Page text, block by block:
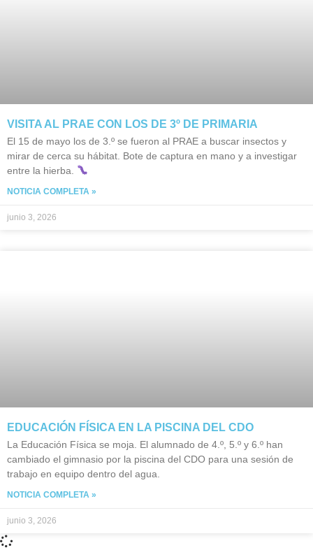
VISITA AL PRAE CON LOS DE 3º DE PRIMARIA
El 15 de mayo los de 3.º se fueron al PRAE a buscar insectos y
mirar de cerca su hábitat. Bote de captura en mano y a investigar
entre la hierba.
NOTICIA COMPLETA »
junio 3, 2026
EDUCACIÓN FÍSICA EN LA PISCINA DEL CDO
La Educación Física se moja. El alumnado de 4.º, 5.º y 6.º han
cambiado el gimnasio por la piscina del CDO para una sesión de
trabajo en equipo dentro del agua.
NOTICIA COMPLETA »
junio 3, 2026